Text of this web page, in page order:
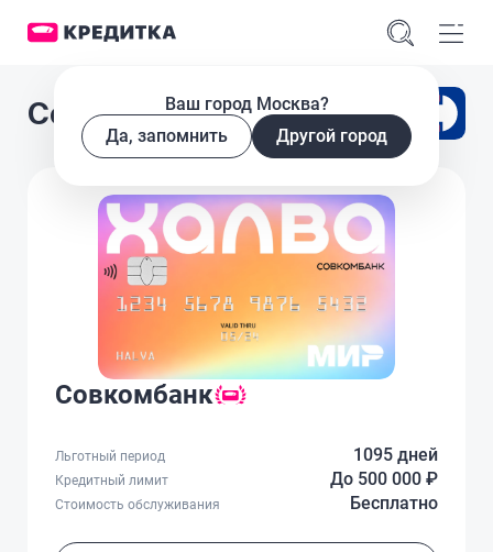
Ваш город Москва?
Да, запомнить
Другой город
Совкомбанк Халва
Совкомбанк
1095 дней
Льготный период
До 500 000 ₽
Кредитный лимит
Бесплатно
Стоимость обслуживания